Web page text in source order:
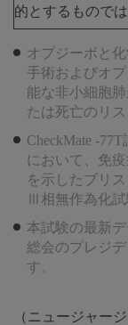
的とするもので
オプジーボと
手術およびオ
能な非小細胞
たは死亡のリス
CheckMate -
において、免
を示したブリ
Ⅲ相無作為化試
本試験の最新
総会のプレジ
す。
（ニュージャー